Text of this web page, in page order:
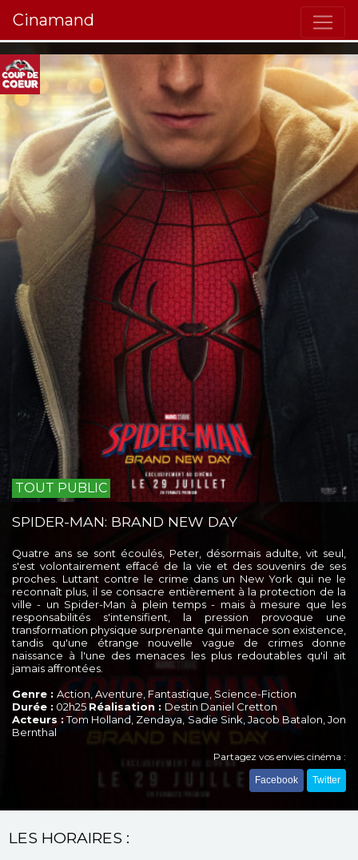
Cinamand
TOUT PUBLIC
SPIDER-MAN: BRAND NEW DAY
Quatre ans se sont écoulés, Peter, désormais adulte, vit seul,
s'est volontairement effacé de la vie et des souvenirs de ses
proches. Luttant contre le crime dans un New York qui ne le
reconnaît plus, il se consacre entièrement à la protection de la
ville - un Spider-Man à plein temps - mais à mesure que les
responsabilités s'intensifient, la pression provoque une
transformation physique surprenante qui menace son existence,
tandis qu'une étrange nouvelle vague de crimes donne
naissance à l'une des menaces les plus redoutables qu'il ait
jamais affrontées.
Genre : Action, Aventure, Fantastique, Science-Fiction
Durée : 02h25Réalisation : Destin Daniel Cretton
Acteurs :Tom Holland, Zendaya, Sadie Sink, Jacob Batalon, Jon
Bernthal
Partagez vos envies cinéma :
Facebook Twitter
LES HORAIRES :